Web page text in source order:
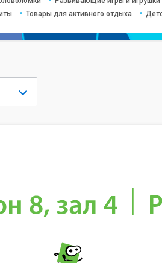
Товары для активного отдыха